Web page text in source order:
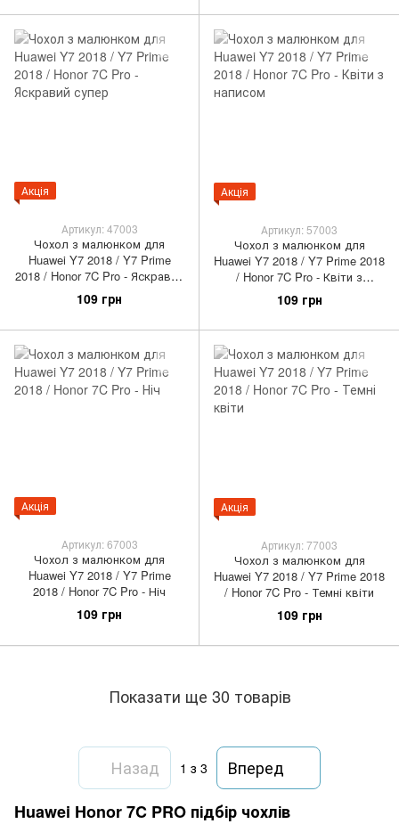
Акція
Артикул: 47003
Чохол з малюнком для
Huawei Y7 2018 / Y7 Prime
2018 / Honor 7C Pro - Яскравий
супер
109 грн
Акція
Артикул: 57003
Чохол з малюнком для
Huawei Y7 2018 / Y7 Prime 2018
/ Honor 7C Pro - Квіти з
написом
109 грн
Акція
Артикул: 67003
Чохол з малюнком для
Huawei Y7 2018 / Y7 Prime
2018 / Honor 7C Pro - Ніч
109 грн
Акція
Артикул: 77003
Чохол з малюнком для
Huawei Y7 2018 / Y7 Prime 2018
/ Honor 7C Pro - Темні квіти
109 грн
Показати ще 30 товарів
Назад 1 з 3
Вперед
Huawei Honor 7C PRO підбір чохлів